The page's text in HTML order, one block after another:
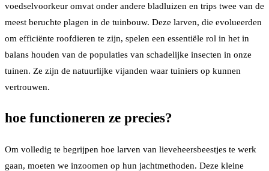
voedselvoorkeur omvat onder andere bladluizen en trips twee van de
meest beruchte plagen in de tuinbouw. Deze larven, die evolueerden
om efficiënte roofdieren te zijn, spelen een essentiële rol in het in
balans houden van de populaties van schadelijke insecten in onze
tuinen. Ze zijn de natuurlijke vijanden waar tuiniers op kunnen
vertrouwen.
hoe functioneren ze precies?
Om volledig te begrijpen hoe larven van lieveheersbeestjes te werk
gaan, moeten we inzoomen op hun jachtmethoden. Deze kleine